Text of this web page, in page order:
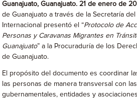
Guanajuato, Guanajuato. 21 de enero de
de Guanajuato a través de la Secretaría
Internacional presentó el “Protocolo de
Personas y Caravanas Migrantes en
Guanajuato” a la Procuraduría de los
de Guanajuato.
El propósito del documento es coordinar
las personas de manera transversal con
gubernamentales, entidades y